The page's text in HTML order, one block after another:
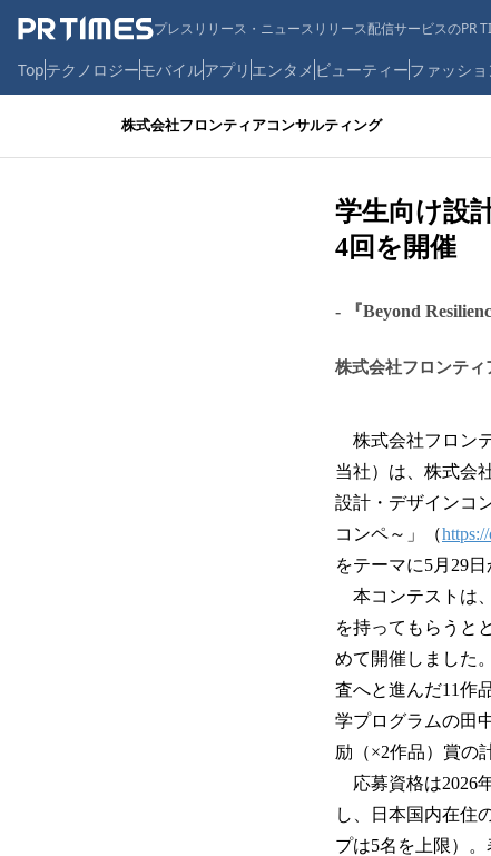
プレスリリース・ニュースリリース配信サービスのPR
Topテクノロジーモバイルアプリ エンタメ ビューティーファッショ
株式会社フロンティアコンサルティング
学生向け設
4回を開催
- 『Beyond
株式会社フロンテ
株式会社フロン
当社）は、株式会
設計・デザインコ
コンペ～」（
をテーマに5月29
本コンテストは
を持ってもらうと
めて開催しました
査へと進んだ11作
学プログラムの田
励（×2作品）賞の
応募資格は2026
し、日本国内在住
プは5名を上限）